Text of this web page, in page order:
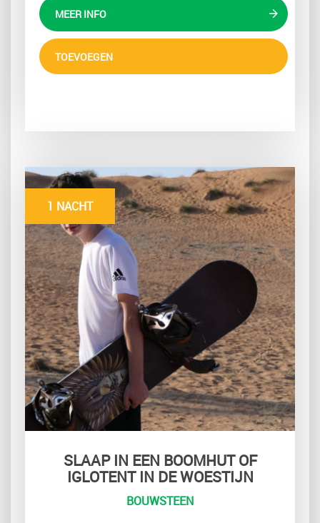
MEER INFO
TOEVOEGEN
1 NACHT
SLAAP IN EEN BOOMHUT OF
IGLOTENT IN DE WOESTIJN
BOUWSTEEN